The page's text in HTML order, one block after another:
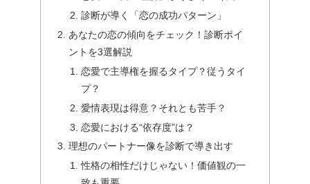
診断が導く「恋の成功パターン」
あなたの恋の傾向をチェック！診断ポイ
ントを3選解説
恋愛で主導権を握るタイプ？従うタイ
プ？
愛情表現は得意？それとも苦手？
恋愛における“依存度”は？
理想のパートナー像を診断で導き出す
性格の相性だけじゃない！価値観の一